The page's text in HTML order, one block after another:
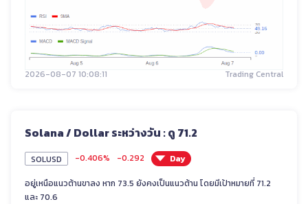
2026-08-07 10:08:11 Trading Central
Solana / Dollar ระหว่างวัน : ดู 71.2
SOLUSD -0.406% -0.292
Day
อยู่เหนือแนวต้านขาลง หาก 73.5 ยังคงเป็นแนวต้าน โดยมีเป้าหมายที่ 71.2
และ 70.6